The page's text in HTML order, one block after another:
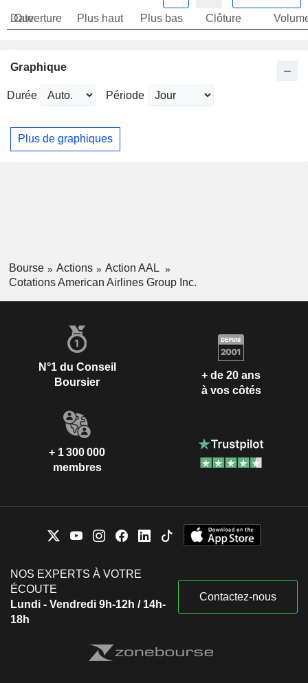
Date
Ouverture Plus haut Plus bas Clôture
Graphique
Durée Période
Plus de graphiques
Bourse Actions
Action AAL
Cotations American Airlines Group Inc.
N°1 du Conseil
Boursier
+ de 20 ans
à vos côtés
+ 1 300 000
membres
NOS EXPERTS À VOTRE
ÉCOUTE
Lundi - Vendredi 9h-12h / 14h-
18h
Contactez-nous